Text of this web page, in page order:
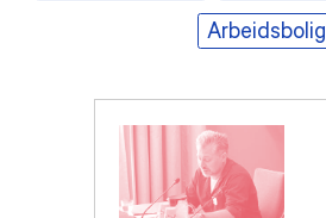
Arbeidsbolig